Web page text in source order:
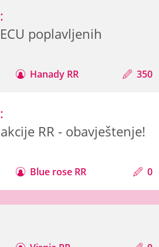
poplavljenih
Hanady RR 350
RR - obavještenje!
Blue rose RR 0